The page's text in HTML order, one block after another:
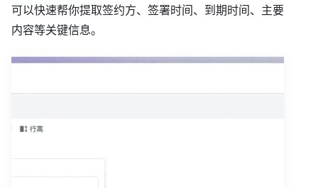
可以快速帮你提取签约方、签署时间、到期时间、主要
内容等关键信息。